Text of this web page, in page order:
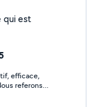
qui est
efficace,